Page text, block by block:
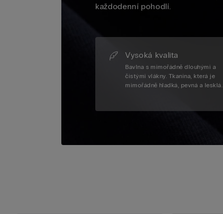
každodenní pohodlí.
Vysoká kvalita
Bavlna s mimořádně dlouhými a
čistými vlákny. Tkanina, která je
mimořádně hladká, pevná a lesklá.